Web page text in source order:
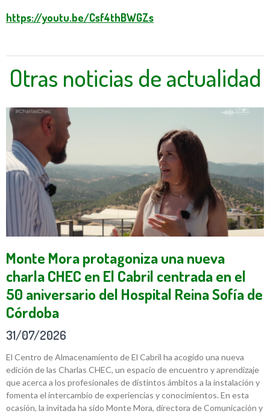
https://youtu.be/Csf4thBWGZs
Otras noticias de actualidad
Monte Mora protagoniza una nueva
charla CHEC en El Cabril centrada en el
50 aniversario del Hospital Reina Sofía de
Córdoba
31/07/2026
El Centro de Almacenamiento de El Cabril ha acogido una nueva
edición de las Charlas CHEC, un espacio de encuentro y aprendizaje
que acerca a los profesionales de distintos ámbitos a la instalación y
fomenta el intercambio de experiencias y conocimientos. En esta
ocasión, la invitada ha sido Monte Mora, directora de Comunicación y